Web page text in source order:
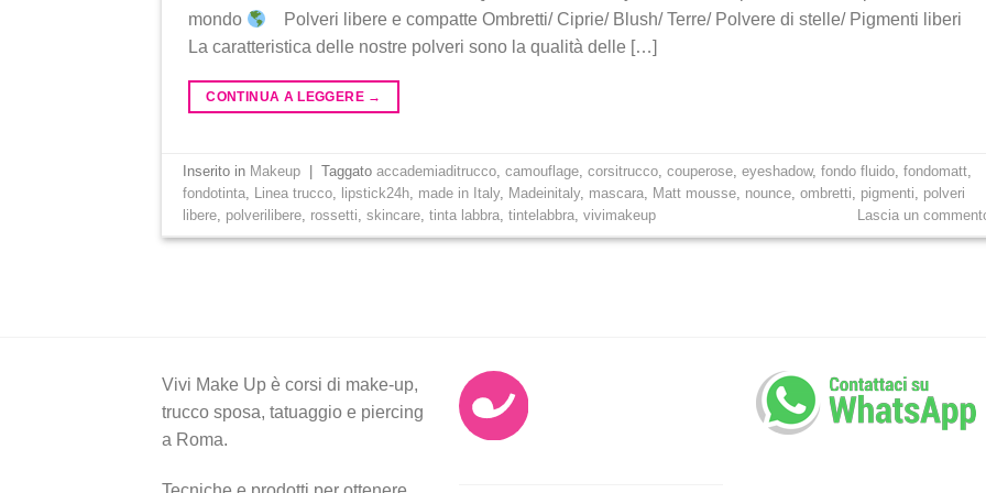
mondo
Polveri libere e compatte Ombretti/ Ciprie/ Blush/ Terre/ Polvere di stelle/ Pigmenti liberi
La caratteristica delle nostre polveri sono la qualità delle […]
CONTINUA A LEGGERE →
Inserito in Makeup Taggatoaccademiaditrucco,camouflage,corsitrucco,couperose,eyeshadow,fondo fluido,fondomatt,
fondotinta, Linea trucco, lipstick24h, made in Italy, Madeinitaly, mascara, Matt mousse, nounce,ombretti, pigmenti, polveri
libere, polverilibere, rossetti,skincare,tinta labbra,tintelabbra,vivimakeup Lascia un
Vivi Make Up è corsi di make-up,
trucco sposa, tatuaggio e piercing
a Roma.